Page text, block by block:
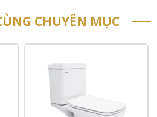
CHUYÊN MỤC